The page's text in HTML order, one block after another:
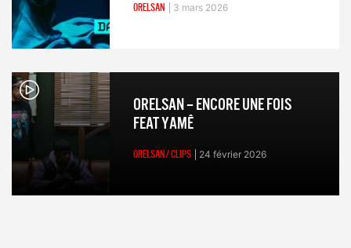
ORELSAN 3 mars 2026
ORELSAN – ENCORE UNE FOIS
FEAT YAMÊ
ORELSAN/ CLIPS 24 février 2026